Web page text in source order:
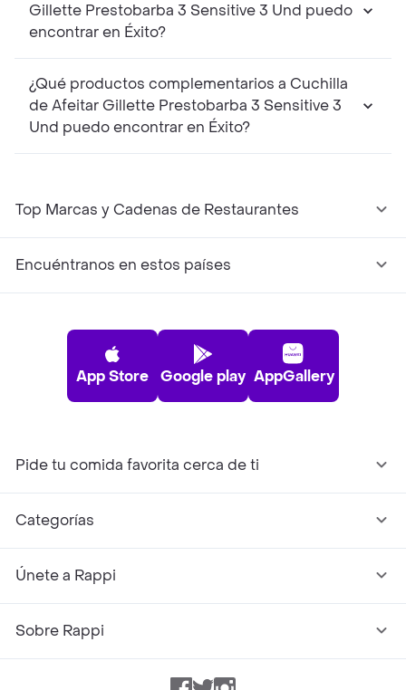
Gillette Prestobarba 3 Sensitive 3 Und puedo
encontrar en Éxito?
¿Qué productos complementarios a Cuchilla
de Afeitar Gillette Prestobarba 3 Sensitive 3
Und puedo encontrar en Éxito?
Top Marcas y Cadenas de Restaurantes
Encuéntranos en estos países
App Store Google play AppGallery
Pide tu comida favorita cerca de ti
Categorías
Únete a Rappi
Sobre Rappi